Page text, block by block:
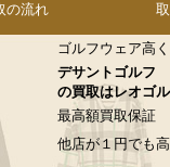
の流れ
ゴルフウェア高
デサントゴルフ
の買取はレオゴ
最高額買取保証
他店が１円でも